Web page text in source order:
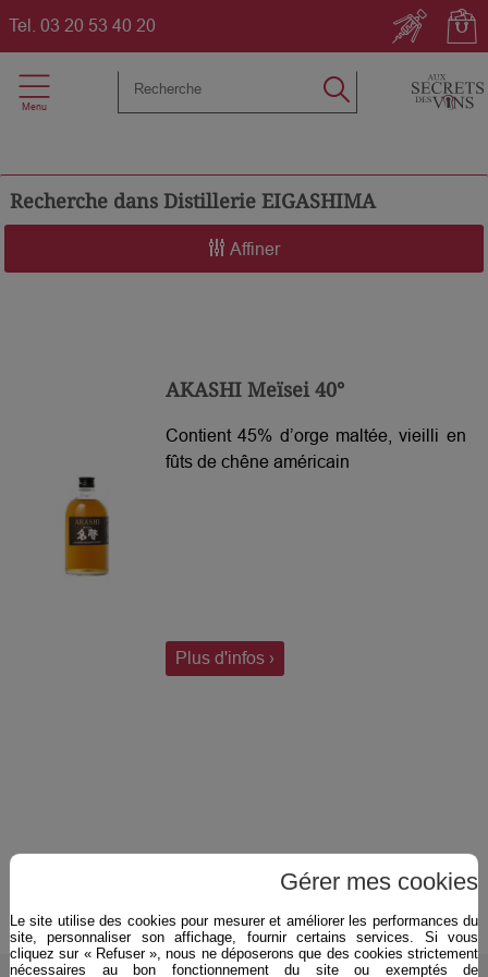
Tel. 03 20 53 40 20
Recherche dans Distillerie EIGASHIMA
Affiner
AKASHI Meïsei 40°
Contient 45% d’orge maltée, vieilli en
fûts de chêne américain
Plus d'infos ›
Gérer mes cookies
Le site utilise des cookies pour mesurer et améliorer les performances du
site, personnaliser son affichage, fournir certains services. Si vous
cliquez sur « Refuser », nous ne déposerons que des cookies strictement
nécessaires au bon fonctionnement du site ou exemptés de